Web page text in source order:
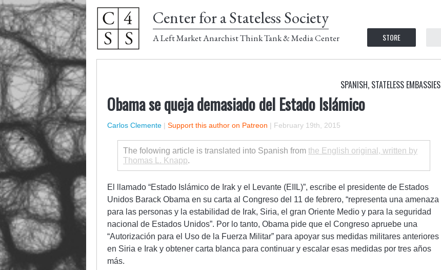
Center for a Stateless Society
A Left Market Anarchist Think Tank & Media Center STORE
SPANISH, STATELESS EMBASSIES
Obama se queja demasiado del Estado Islámico
Carlos Clemente | Support this author on Patreon | February 19th, 2015
The folowing article is translated into Spanish from the English original, written by
Thomas L. Knapp.
El llamado “Estado Islámico de Irak y el Levante (EIIL)”, escribe el presidente de Estados
Unidos Barack Obama en su carta al Congreso del 11 de febrero, “representa una amenaza
para las personas y la estabilidad de Irak, Siria, el gran Oriente Medio y para la seguridad
nacional de Estados Unidos”. Por lo tanto, Obama pide que el Congreso apruebe una
“Autorización para el Uso de la Fuerza Militar” para apoyar sus medidas militares anteriores
en Siria e Irak y obtener carta blanca para continuar y escalar esas medidas por tres años
más.